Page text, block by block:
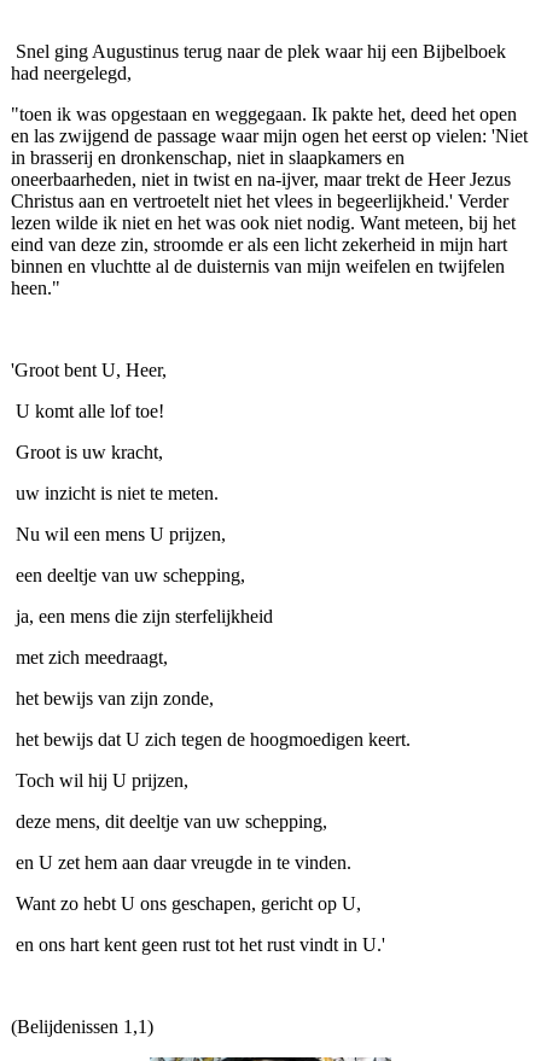
Snel ging Augustinus terug naar de plek waar hij een Bijbelboek
had neergelegd,
"toen ik was opgestaan en weggegaan. Ik pakte het, deed het open
en las zwijgend de passage waar mijn ogen het eerst op vielen: 'Niet
in brasserij en dronkenschap, niet in slaapkamers en
oneerbaarheden, niet in twist en na-ijver, maar trekt de Heer Jezus
Christus aan en vertroetelt niet het vlees in begeerlijkheid.' Verder
lezen wilde ik niet en het was ook niet nodig. Want meteen, bij het
eind van deze zin, stroomde er als een licht zekerheid in mijn hart
binnen en vluchtte al de duisternis van mijn weifelen en twijfelen
heen."
'Groot bent U, Heer,
U komt alle lof toe!
Groot is uw kracht,
uw inzicht is niet te meten.
Nu wil een mens U prijzen,
een deeltje van uw schepping,
ja, een mens die zijn sterfelijkheid
met zich meedraagt,
het bewijs van zijn zonde,
het bewijs dat U zich tegen de hoogmoedigen keert.
Toch wil hij U prijzen,
deze mens, dit deeltje van uw schepping,
en U zet hem aan daar vreugde in te vinden.
Want zo hebt U ons geschapen, gericht op U,
en ons hart kent geen rust tot het rust vindt in U.'
(Belijdenissen 1,1)